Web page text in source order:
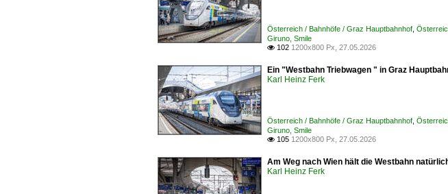
Österreich / Bahnhöfe / Graz Hauptbahnhof
Giruno, Smile
 102 1200x800 Px, 27.05.2026
Ein "Westbahn Triebwagen " in Graz
Karl Heinz Ferk
Österreich / Bahnhöfe / Graz Hauptbahnhof
Giruno, Smile
 105 1200x800 Px, 27.05.2026
Am Weg nach Wien hält die Westbahn
Karl Heinz Ferk